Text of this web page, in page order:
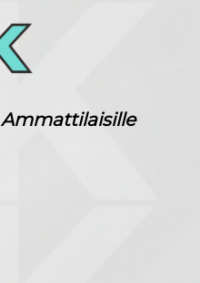
Ammattilaisille